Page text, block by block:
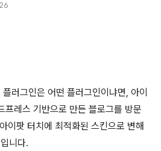
러그인은 어떤 플러그인이냐면, 아이
프레스 기반으로 만든 블로그를 방문
이팟 터치에 최적화된 스킨으로 변해
니다.